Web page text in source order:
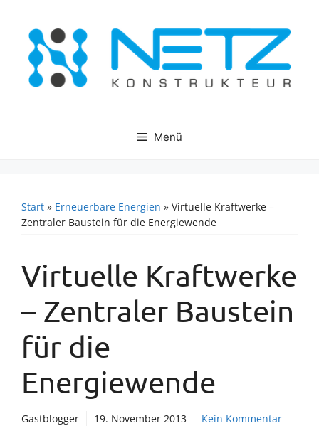
Inhalt
springen
Menü
Start » Erneuerbare Energien » Virtuelle Kraftwerke –
Zentraler Baustein für die Energiewende
Virtuelle Kraftwerke
– Zentraler Baustein
für die
Energiewende
Gastblogger 19. November 2013 Kein Kommentar